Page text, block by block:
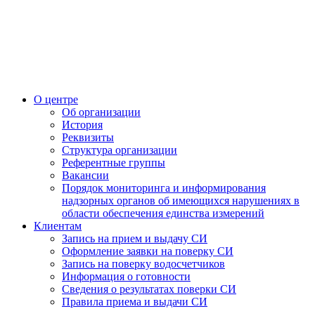
О центре
Об организации
История
Реквизиты
Структура организации
Референтные группы
Вакансии
Порядок мониторинга и информирования
надзорных органов об имеющихся нарушениях в
области обеспечения единства измерений
Клиентам
Запись на прием и выдачу СИ
Оформление заявки на поверку СИ
Запись на поверку водосчетчиков
Информация о готовности
Сведения о результатах поверки СИ
Правила приема и выдачи СИ